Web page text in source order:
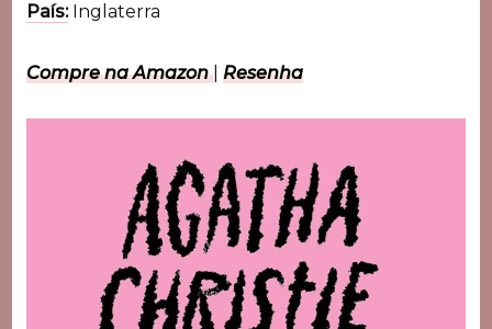
País:Inglaterra
Compre na Amazon| Resenha